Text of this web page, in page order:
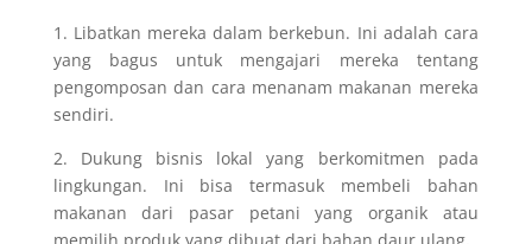
1. Libatkan mereka dalam berkebun. Ini adalah cara
yang bagus untuk mengajari mereka tentang
pengomposan dan cara menanam makanan mereka
sendiri.
2. Dukung bisnis lokal yang berkomitmen pada
lingkungan. Ini bisa termasuk membeli bahan
makanan dari pasar petani yang organik atau